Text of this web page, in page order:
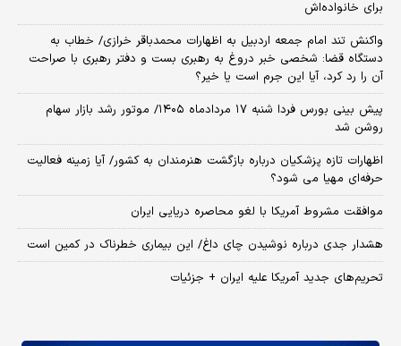
برای خانواده‌اش
واکنش تند امام جمعه اردبیل به اظهارات محمدباقر خرازی/ خطاب به
دستگاه قضا: شخصی خبر دروغ به رهبری بست و دفتر رهبری با صراحت
آن را رد کرد، آیا این جرم است یا خیر؟
پیش بینی بورس فردا شنبه ۱۷ مردادماه ۱۴۰۵/ موتور رشد بازار سهام
روشن شد
اظهارات تازه پزشکیان درباره بازگشت هنرمندان به کشور/ آیا زمینه فعالیت
حرفه‌ای مهیا می شود؟
موافقت مشروط آمریکا با لغو محاصره دریایی ایران
هشدار جدی درباره نوشیدن چای داغ/ این بیماری خطرناک در کمین است
تحریم‌های جدید آمریکا علیه ایران + جزئیات